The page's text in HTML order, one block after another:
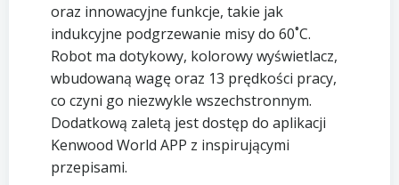
oraz innowacyjne funkcje, takie jak
indukcyjne podgrzewanie misy do 60˚C.
Robot ma dotykowy, kolorowy wyświetlacz,
wbudowaną wagę oraz 13 prędkości pracy,
co czyni go niezwykle wszechstronnym.
Dodatkową zaletą jest dostęp do aplikacji
Kenwood World APP z inspirującymi
przepisami.